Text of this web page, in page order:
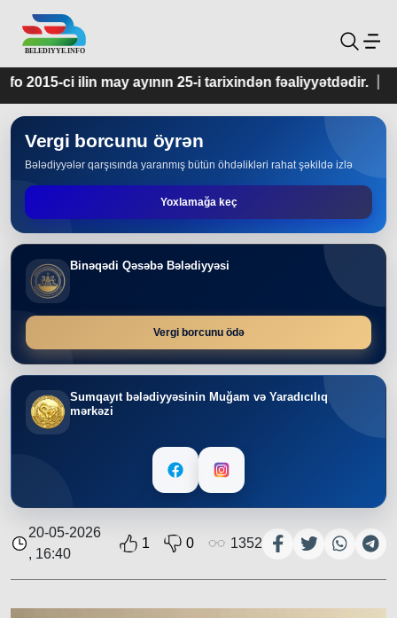
25-i tarixindən fəaliyyətdədir.
Vergi borcunu öyrən
Bələdiyyələr qarşısında yaranmış bütün öhdəlikləri rahat şəkildə izlə
Yoxlamağa keç
Binəqədi Qəsəbə Bələdiyyəsi
Vergi borcunu ödə
Sumqayıt bələdiyyəsinin Muğam və Yaradıcılıq
mərkəzi
20-05-2026
, 16:40
1 0 1352